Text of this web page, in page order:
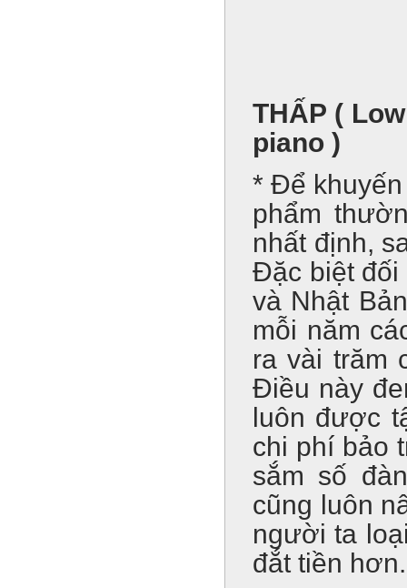
THẤP (
piano )
* Để
phẩm
nhất định,
Đặc biệt đối
và Nhật
mỗi năm
ra vài trăm
Điều này
luôn được
chi phí bảo
sắm số
cũng luôn
người ta
đắt tiền hơn.